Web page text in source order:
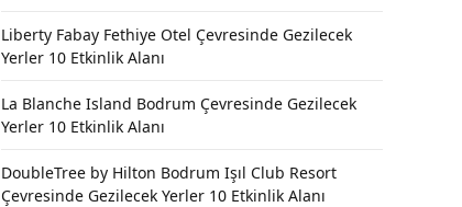
Liberty Fabay Fethiye Otel Çevresinde Gezilecek
Yerler 10 Etkinlik Alanı
La Blanche Island Bodrum Çevresinde Gezilecek
Yerler 10 Etkinlik Alanı
DoubleTree by Hilton Bodrum Işıl Club Resort
Çevresinde Gezilecek Yerler 10 Etkinlik Alanı